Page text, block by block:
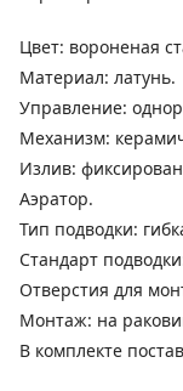
Цвет: вороненая
Материал: латунь.
Управление:
Механизм:
Излив:
Аэратор.
Тип подводки:
Стандарт
Отверстия для
Монтаж: на
В комплекте